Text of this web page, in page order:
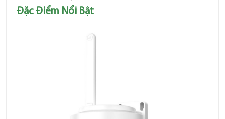
Đặc Điểm Nổi Bật